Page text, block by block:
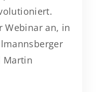
Webinar an, in
Martin